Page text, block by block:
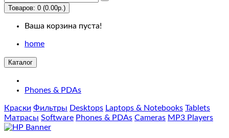
Товаров: 0 (0.00р.)
Ваша корзина пуста!
home
Каталог
Us
Desktops
Laptops
&
Notebooks
Phones & PDAs
Краски Фильтры Desktops Laptops & Notebooks Tablets
Матрасы Software Phones & PDAs Cameras MP3 Players